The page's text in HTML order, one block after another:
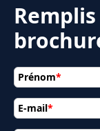
Prénom*
E-mail*